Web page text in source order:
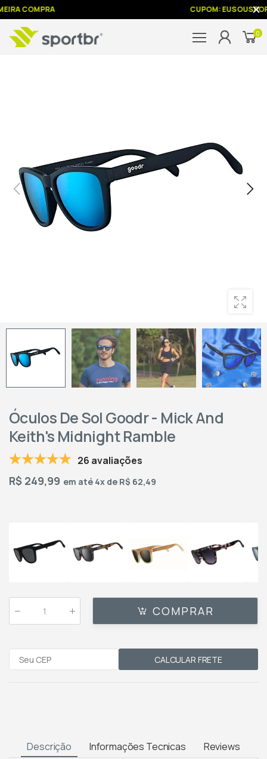
COMPRA CUPOM:
0
Óculos De Sol Goodr - Mick And
Keith's Midnight Ramble
26 avaliações
R$ 249,99 em até 4x de R$ 62,49
COMPRAR
CALCULAR FRETE
Descrição Informações Tecnicas Reviews